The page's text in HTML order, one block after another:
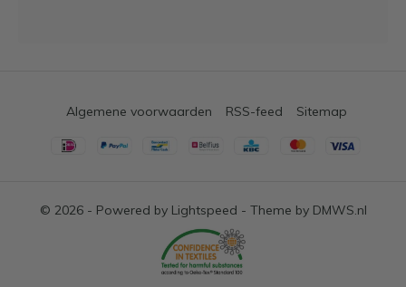
© 2026 - Powered by Lightspeed - Theme by DMWS.nl
Algemene voorwaarden RSS-feed Sitemap